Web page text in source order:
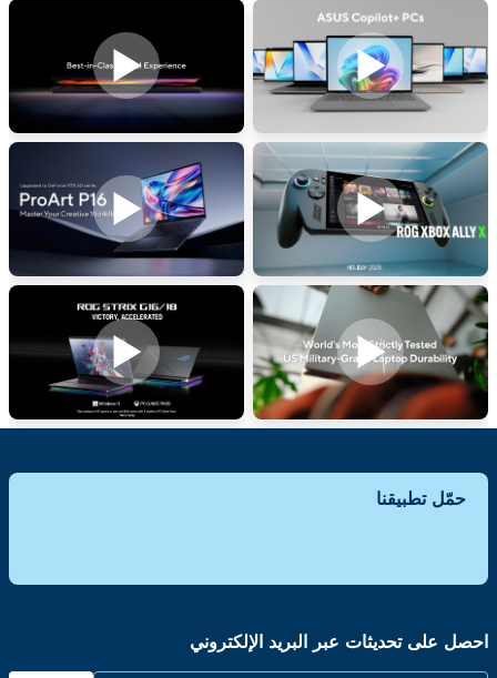
حمّل تطبيقنا
احصل على تحديثات عبر البريد الإلكتروني